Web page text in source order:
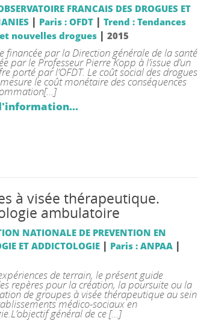
FRANCAIS DES DROGUES ET
| Paris : OFDT| Trend : Tendances
nouvelles drogues| 2015
financée par la Direction générale de la santé
par le Professeur Pierre Kopp à l’issue d’un
porté par l’OFDT. Le coût social des drogues
le coût monétaire des conséquences
à visée thérapeutique.
ambulatoire
NATIONALE DE PREVENTION EN
ET ADDICTOLOGIE | Paris : ANPAA|
de terrain, le présent guide
repères pour la création, la poursuite ou la
de groupes à visée thérapeutique au sein
médico-sociaux en
général de ce [...]